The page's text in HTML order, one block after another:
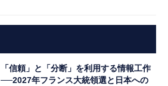
「信頼」と「分断」を利用する情報工作
──2027年フランス大統領選と日本への